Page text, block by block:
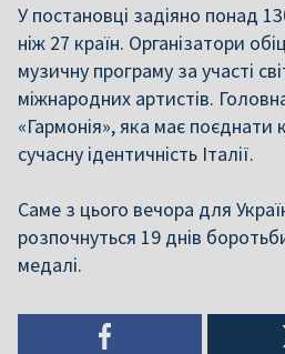
У постановці задіяно понад
ніж 27 країн. Організатори
музичну програму за участі
міжнародних артистів.
«Гармонія», яка має поєднати
сучасну ідентичність Італії.
Саме з цього вечора для
розпочнуться 19 днів
медалі.